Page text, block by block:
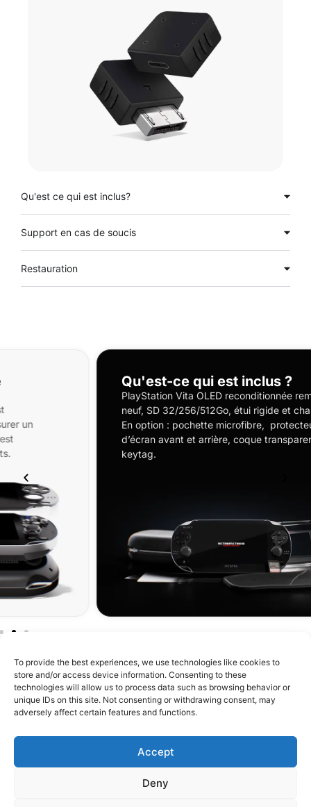
To provide the best experiences, we use technologies like cookies to
store and/or access device information. Consenting to these
technologies will allow us to process data such as browsing behavior or
unique IDs on this site. Not consenting or withdrawing consent, may
adversely affect certain features and functions.
Accept
Deny
Qu'est ce qui est inclus?
Support en cas de soucis
Restauration
Qu'est-ce qui est inclus ?
PlayStation Vita OLED reconditionnée remise à
neuf, SD 32/256/512Go, étui rigide et chargeur.
En option : pochette microfibre, protecteurs
d’écran avant et arrière, coque transparente et
À propos de RetroMetroid
Boutique